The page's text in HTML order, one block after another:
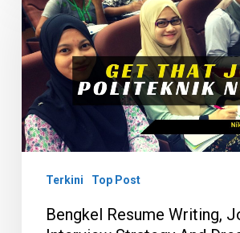
Resume
Writing,
Job
Interview
Strategy
and
Dress
Terkini Top Post
Bengkel Resume Writing,